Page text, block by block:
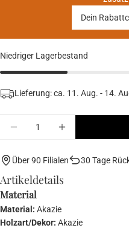
Dein
Niedriger Lagerbestand
Lieferung: ca. 11. Aug. - 14.
Über 90 Filialen 30 Tage
Artikeldetails
Material
Material: Akazie
Holzart/Dekor: Akazie